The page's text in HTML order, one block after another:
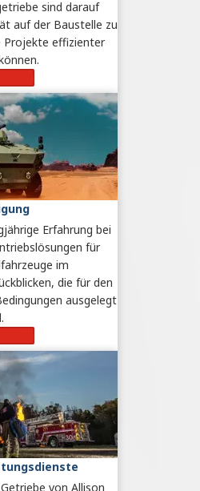
sind darauf
auf der Baustelle zu
Projekte effizienter
Erfahrung bei
für
im
die für den
ausgelegt
von Allison